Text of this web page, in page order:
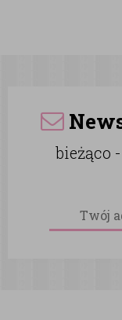
bieżąco